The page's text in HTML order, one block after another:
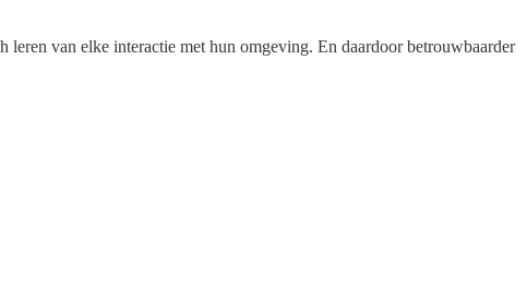
leren van elke interactie met hun omgeving. En daardoor betrouwbaarder